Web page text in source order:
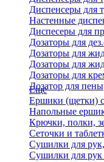
Диспенсеры для
Настенные
Диспесеры для
Дозаторы для
Дозаторы для
Дозаторы для
Дозаторы для
Дозатор для пены
Еще
Ершики (щетки)
Напольные
Крючки, полки,
Сеточки и
Сушилки для
Сушилки для рук